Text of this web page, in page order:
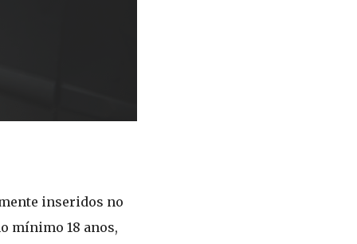
inseridos no
mínimo 18 anos,